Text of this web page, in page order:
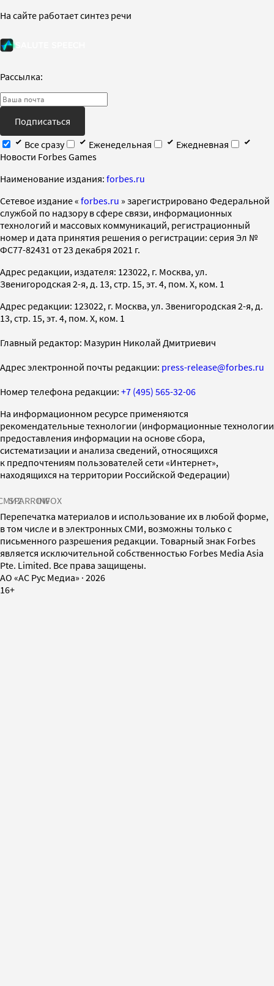
На сайте работает синтез речи
Рассылка:
Подписаться
Все сразу
Еженедельная
Ежедневная
Новости Forbes Games
Наименование издания: forbes.ru
Cетевое издание « forbes.ru » зарегистрировано Федеральной
службой по надзору в сфере связи, информационных
технологий и массовых коммуникаций, регистрационный
номер и дата принятия решения о регистрации: серия Эл №
ФС77-82431 от 23 декабря 2021 г.
Адрес редакции, издателя: 123022, г. Москва, ул.
Звенигородская 2-я, д. 13, стр. 15, эт. 4, пом. X, ком. 1
Адрес редакции: 123022, г. Москва, ул. Звенигородская 2-я, д.
13, стр. 15, эт. 4, пом. X, ком. 1
Главный редактор: Мазурин Николай Дмитриевич
Адрес электронной почты редакции: press-release@forbes.ru
Номер телефона редакции: +7 (495) 565-32-06
На информационном ресурсе применяются
рекомендательные технологии (информационные технологии
предоставления информации на основе сбора,
систематизации и анализа сведений, относящихся
к предпочтениям пользователей сети «Интернет»,
находящихся на территории Российской Федерации)
SPARROWINFOX
Перепечатка материалов и использование их в любой форме,
в том числе и в электронных СМИ, возможны только с
письменного разрешения редакции. Товарный знак Forbes
является исключительной собственностью Forbes Media Asia
Pte. Limited. Все права защищены.
AO «АС Рус Медиа» · 2026
16+